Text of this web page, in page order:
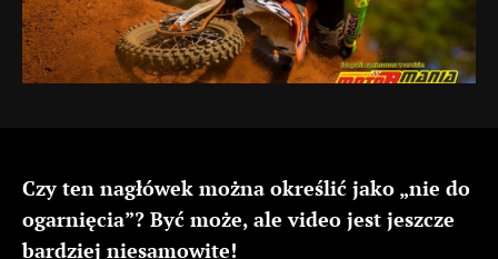
Czy ten nagłówek można określić jako „nie do
ogarnięcia”? Być może, ale video jest jeszcze
bardziej niesamowite!